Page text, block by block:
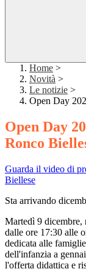
Home >
Novità >
Le notizie >
Open Day
Open Day
Ronco
Guarda il video di
Biellese
Sta arrivando
Martedì 9 dicembre,
dalle ore 17:30 alle
dedicata alle
dell'infanzia a
l'offerta didattica e